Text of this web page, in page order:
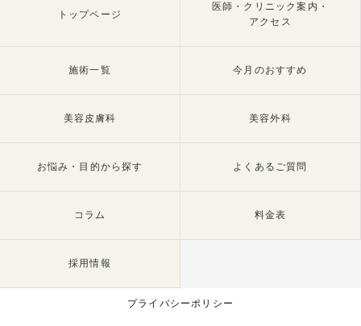
トップページ
医師・クリニック案内・
アクセス
施術一覧 今月のおすすめ
美容皮膚科 美容外科
お悩み・目的から探す よくあるご質問
コラム 料金表
採用情報
プライバシーポリシー